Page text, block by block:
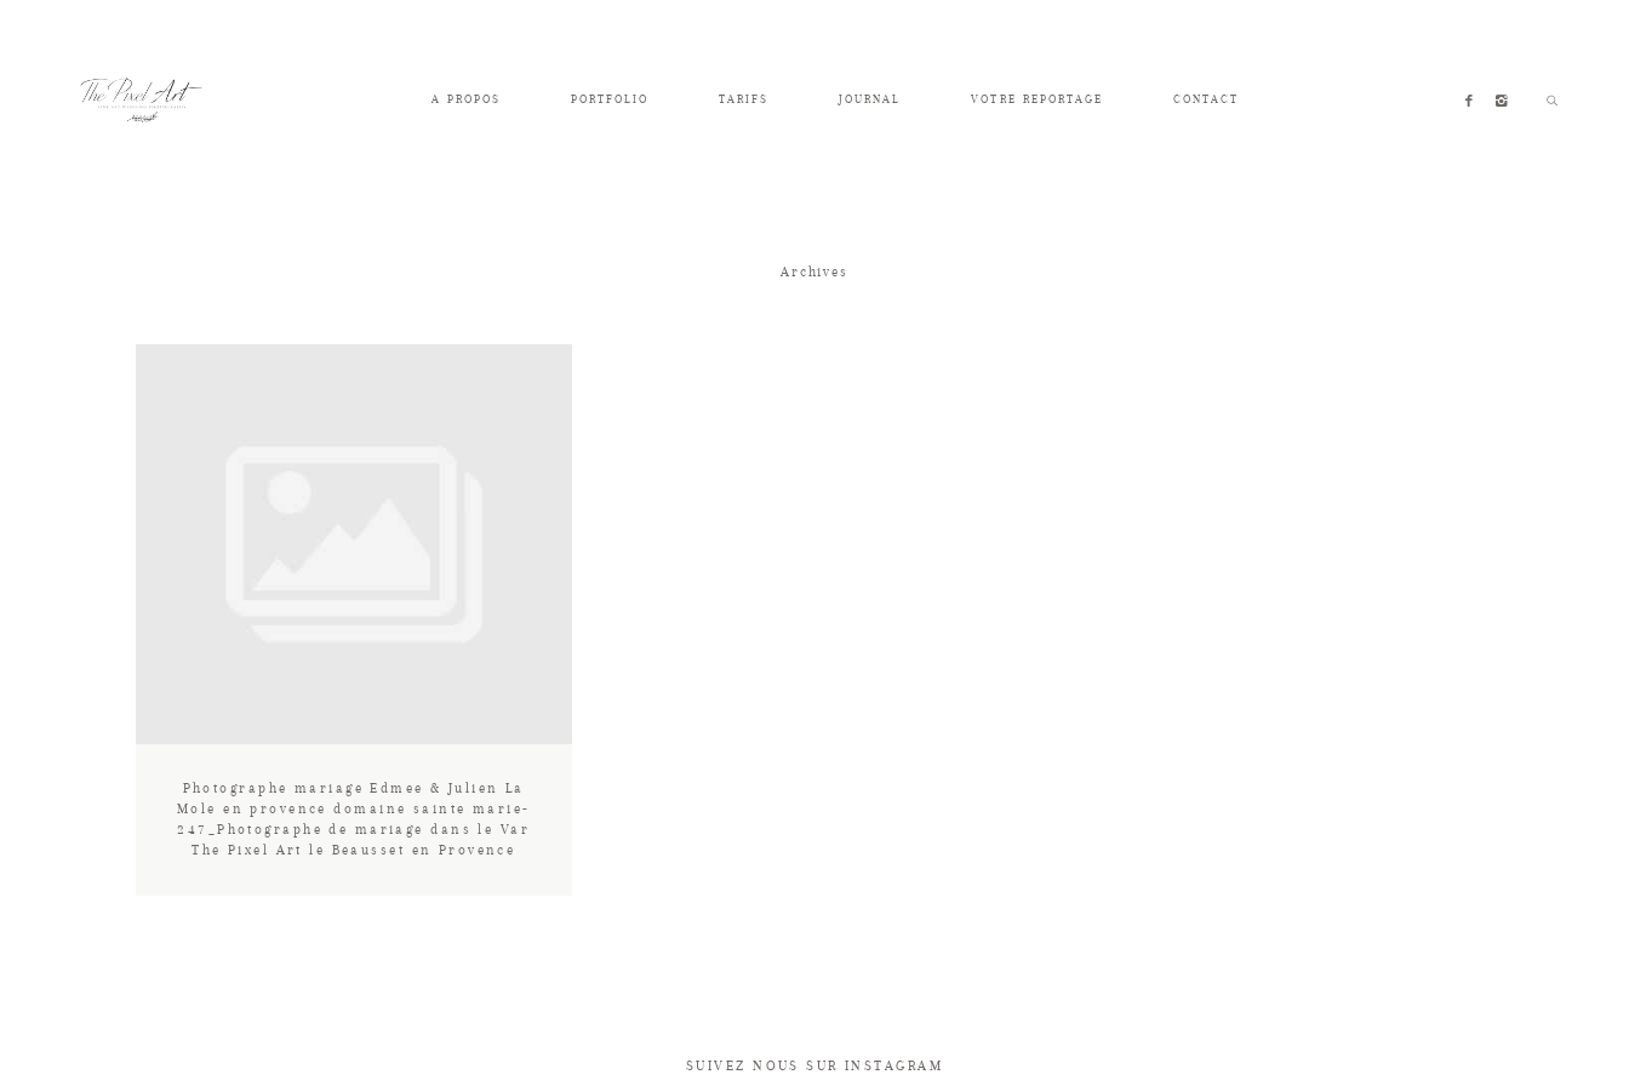
A PROPOS PORTFOLIO TARIFS JOURNAL VOTRE REPORTAGE CONTACT
Archives
Photographe mariage Edmee & Julien La
Mole en provence domaine sainte marie-
247_Photographe de mariage dans le Var
The Pixel Art le Beausset en Provence
SUIVEZ NOUS SUR INSTAGRAM